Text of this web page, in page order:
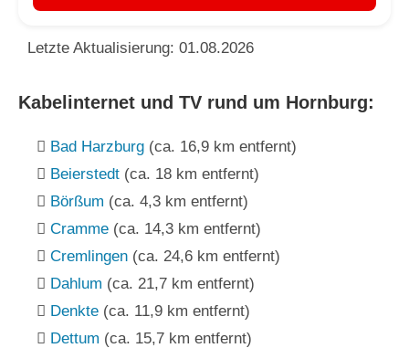
Letzte Aktualisierung: 01.08.2026
Kabelinternet und TV rund um Hornburg:
Bad Harzburg (ca. 16,9 km entfernt)
Beierstedt (ca. 18 km entfernt)
Börßum (ca. 4,3 km entfernt)
Cramme (ca. 14,3 km entfernt)
Cremlingen (ca. 24,6 km entfernt)
Dahlum (ca. 21,7 km entfernt)
Denkte (ca. 11,9 km entfernt)
Dettum (ca. 15,7 km entfernt)